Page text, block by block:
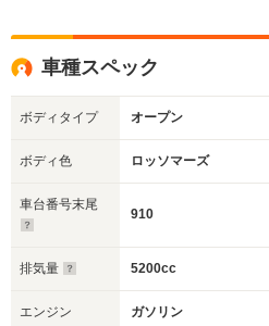
車種スペック
ボディタイプ オープン
ボディ色 ロッソマーズ
車台番号末尾
910
排気量 5200cc
エンジン ガソリン